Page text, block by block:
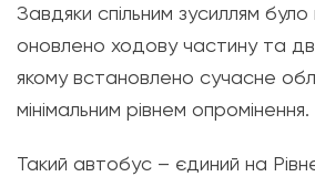
Завдяки спільним зусиллям було
оновлено ходову частину та
якому встановлено сучасне
мінімальним рівнем опромінення.
Такий автобус – єдиний на